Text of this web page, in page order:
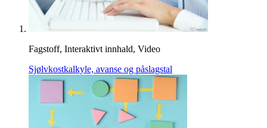
Fagstoff, Interaktivt innhald, Video
Sjølvkostkalkyle, avanse og påslagstal